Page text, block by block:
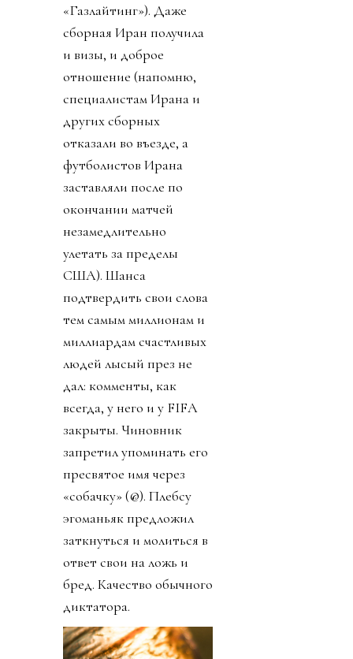
«Газлайтинг»). Даже
сборная Иран получила
и визы, и доброе
отношение (напомню,
специалистам Ирана и
других сборных
отказали во въезде, а
футболистов Ирана
заставляли после по
окончании матчей
незамедлительно
улетать за пределы
США). Шанса
подтвердить свои слова
тем самым миллионам и
миллиардам счастливых
людей лысый през не
дал: комменты, как
всегда, у него и у FIFA
закрыты. Чиновник
запретил упоминать его
пресвятое имя через
«собачку» (@). Плебсу
эгоманьяк предложил
заткнуться и молиться в
ответ свои на ложь и
бред. Качество обычного
диктатора.